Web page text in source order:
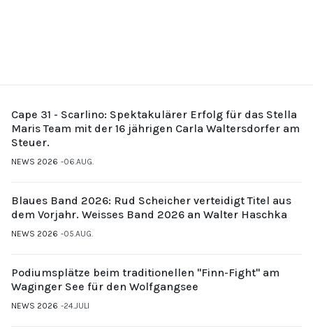
Cape 31 - Scarlino: Spektakulärer Erfolg für das Stella
Maris Team mit der 16 jährigen Carla Waltersdorfer am
Steuer.
NEWS 2026 06.AUG.
Blaues Band 2026: Rud Scheicher verteidigt Titel aus
dem Vorjahr. Weisses Band 2026 an Walter Haschka
NEWS 2026 05.AUG.
Podiumsplätze beim traditionellen "Finn-Fight" am
Waginger See für den Wolfgangsee
NEWS 2026 24.JULI